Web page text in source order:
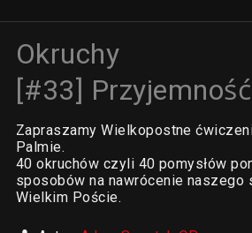
Okruchy
[#33] Przyjemność
Zapraszamy Wielkopostne
Palmie.
40 okruchów czyli 40 pomysłów
sposobów na nawrócenie naszego
Wielkim Poście.